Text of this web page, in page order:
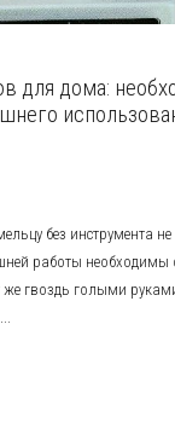
для дома:
без инструмента
работы необходимы
же гвоздь голыми